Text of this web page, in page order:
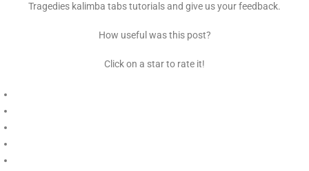
Tragedies kalimba tabs tutorials and give us your feedback.
How useful was this post?
Click on a star to rate it!